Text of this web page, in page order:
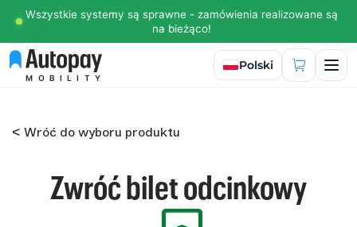
Wszystkie systemy są sprawne - zamówienia realizowane są
na bieżąco!
MOBILITY
Wybierz język
Polski
< Wróć do wyboru produktu
Zwróć bilet odcinkowy